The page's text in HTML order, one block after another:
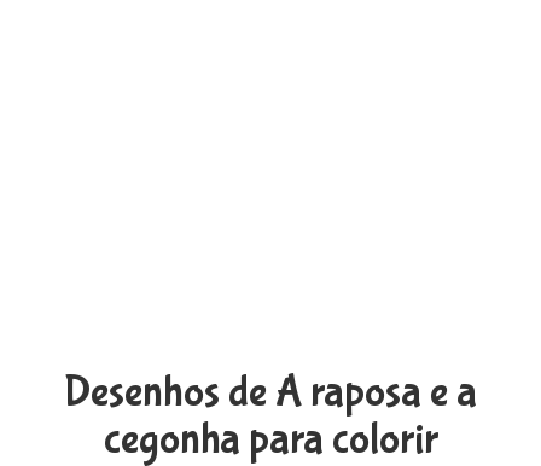
Desenhos de A raposa e a
cegonha para colorir